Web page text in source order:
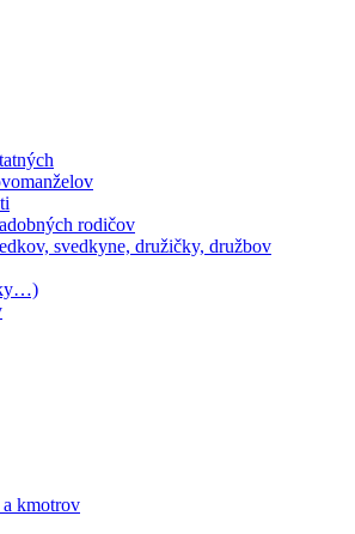
rodičov
svedkyne, družičky, družbov
kmotrov